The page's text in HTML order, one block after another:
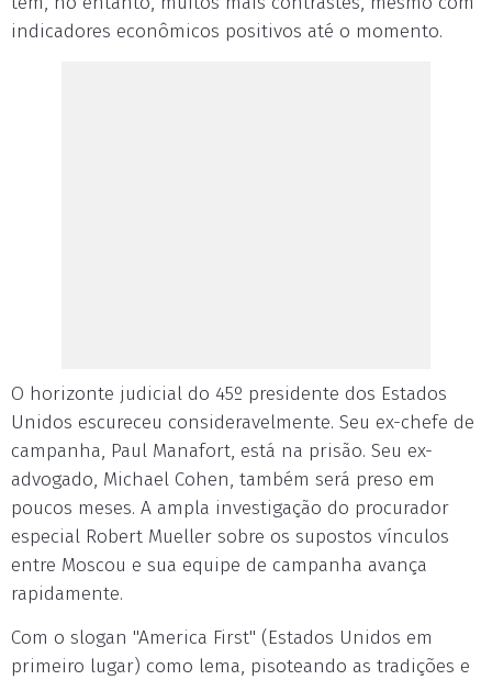
indicadores econômicos positivos até o momento.
O horizonte judicial do 45º presidente dos Estados
Unidos escureceu consideravelmente. Seu ex-chefe de
campanha, Paul Manafort, está na prisão. Seu ex-
advogado, Michael Cohen, também será preso em
poucos meses. A ampla investigação do procurador
especial Robert Mueller sobre os supostos vínculos
entre Moscou e sua equipe de campanha avança
rapidamente.
Com o slogan "America First" (Estados Unidos em
primeiro lugar) como lema, pisoteando as tradições e